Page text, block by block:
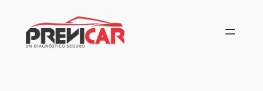
contenido